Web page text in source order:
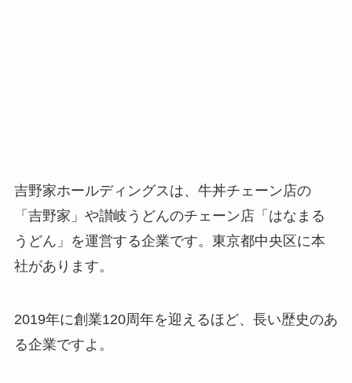
吉野家ホールディングスは、牛丼チェーン店の
「吉野家」や讃岐うどんのチェーン店「はなまる
うどん」を運営する企業です。東京都中央区に本
社があります。
2019年に創業120周年を迎えるほど、長い歴史のあ
る企業ですよ。